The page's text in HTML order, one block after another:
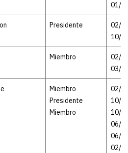
01/
Presidente
02/
10/
Miembro
02/
03/
Miembro
Presidente
Miembro
02/
10/
10/
06/
06/
02/